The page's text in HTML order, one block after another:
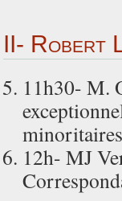
II- Robert
11h30- M.
12h- MJ